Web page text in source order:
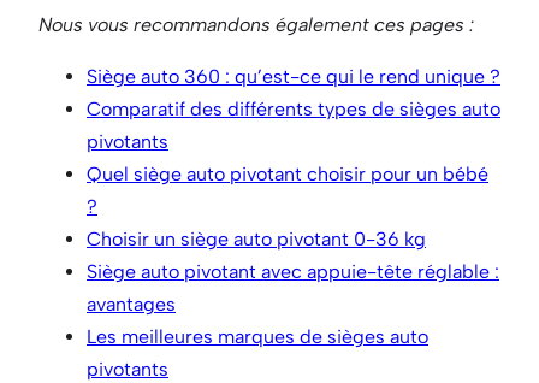
Nous vous recommandons également ces pages :
Siège auto 360 : qu’est-ce qui le rend unique ?
Comparatif des différents types de sièges auto
pivotants
Quel siège auto pivotant choisir pour un bébé
?
Choisir un siège auto pivotant 0-36 kg
Siège auto pivotant avec appuie-tête réglable :
avantages
Les meilleures marques de sièges auto
pivotants